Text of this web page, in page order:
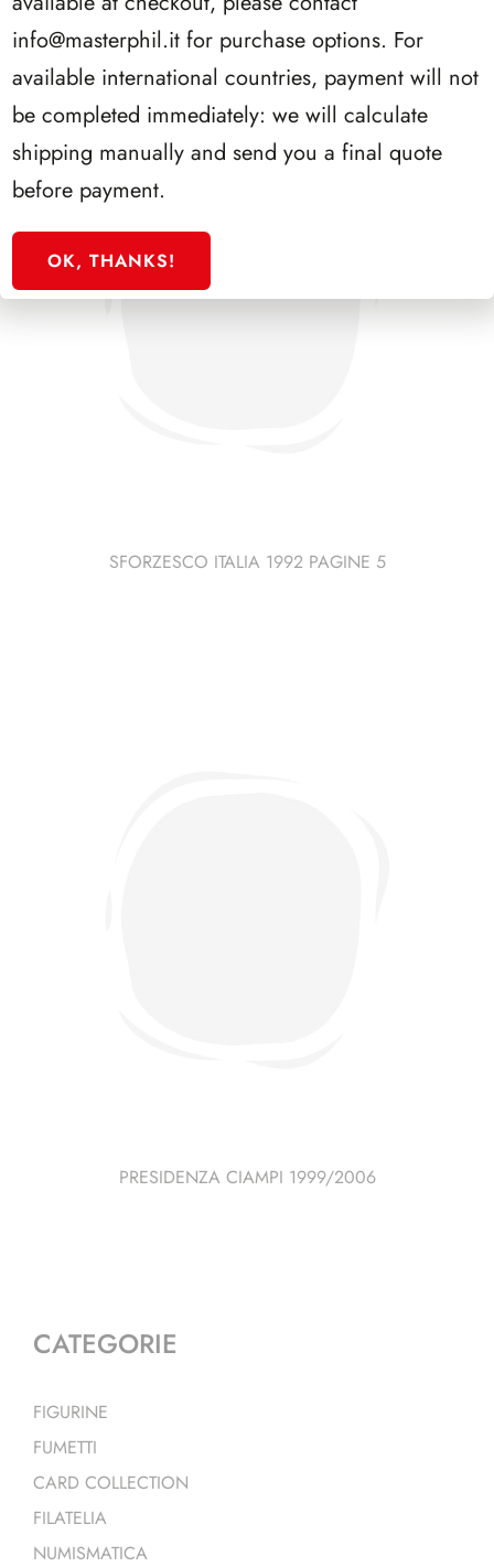
SFORZESCO ITALIA 1992 PAGINE 5
PRESIDENZA CIAMPI 1999/2006
CATEGORIE
FIGURINE
FUMETTI
CARD COLLECTION
FILATELIA
NUMISMATICA
info@masterphil.it for purchase options. For
available international countries, payment will not
be completed immediately: we will calculate
shipping manually and send you a final quote
before payment.
OK, THANKS!